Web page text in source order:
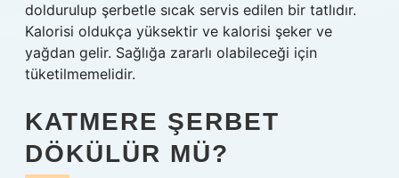
doldurulup şerbetle sıcak servis edilen bir tatlıdır.
Kalorisi oldukça yüksektir ve kalorisi şeker ve
yağdan gelir. Sağlığa zararlı olabileceği için
tüketilmemelidir.
KATMERE ŞERBET
DÖKÜLÜR MÜ?